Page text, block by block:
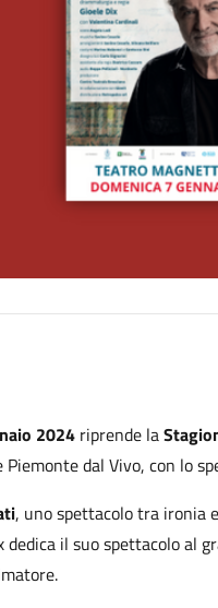
2024riprende la
dal Vivo, con lo
, uno spettacolo tra ironia
il suo spettacolo al